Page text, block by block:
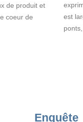
de produit et
coeur de
est
Enquête